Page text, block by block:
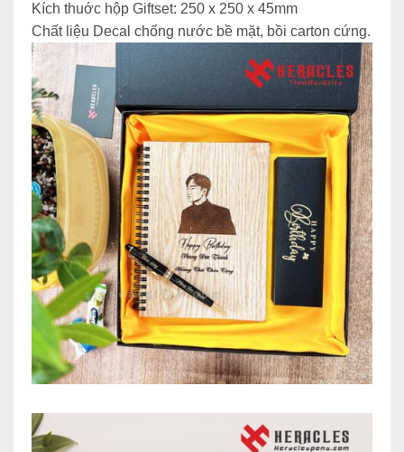
Kích thuớc hộp Giftset: 250 x 250 x 45mm
Chất liệu Decal chống nước bề mặt, bồi carton cứng.